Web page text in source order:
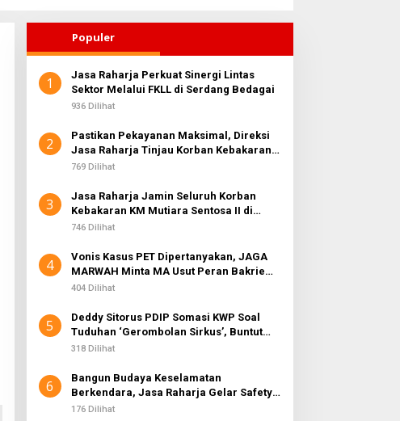
Populer
1
Jasa Raharja Perkuat Sinergi Lintas
Sektor Melalui FKLL di Serdang Bedagai
936 Dilihat
2
Pastikan Pekayanan Maksimal, Direksi
Jasa Raharja Tinjau Korban Kebakaran
KM Mutiara Sentosa II
769 Dilihat
3
Jasa Raharja Jamin Seluruh Korban
Kebakaran KM Mutiara Sentosa II di
Perairan Sumenep
746 Dilihat
4
Vonis Kasus PET Dipertanyakan, JAGA
MARWAH Minta MA Usut Peran Bakrie
Group
404 Dilihat
5
Deddy Sitorus PDIP Somasi KWP Soal
Tuduhan ‘Gerombolan Sirkus’, Buntut
Rapat Komisi II Dipimpin Sufmi Dasco
318 Dilihat
6
Bangun Budaya Keselamatan
Berkendara, Jasa Raharja Gelar Safety
Campaign di PT Pasifik Medan Industri
176 Dilihat